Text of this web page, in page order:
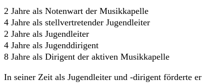
2 Jahre als Notenwart der Musikkapelle
4 Jahre als stellvertretender Jugendleiter
2 Jahre als Jugendleiter
4 Jahre als Jugenddirigent
8 Jahre als Dirigent der aktiven Musikkapelle
In seiner Zeit als Jugendleiter und -dirigent förderte er